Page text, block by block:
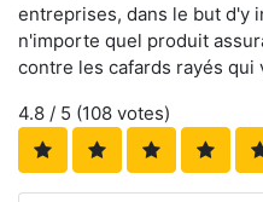
entreprises, dans le but d'y
n'importe quel produit
contre les cafards rayés qui
4.8 / 5 (108 votes)